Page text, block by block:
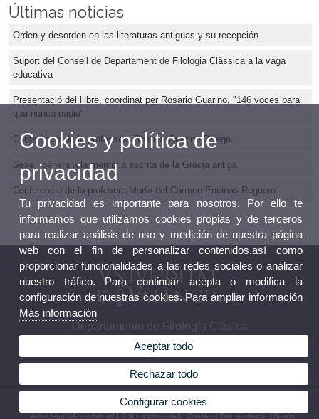
Últimas noticias
Orden y desorden en las literaturas antiguas y su recepción
Suport del Consell de Departament de Filologia Clàssica a la vaga
educativa
Presentació del llibre, coordinat per Rosario Guarino, "146 voces para
que nunca nadie"
Conferència de la professora Rosario Guarino Ortega
Sexe i gènere a la memòria escrita de la Grècia antiga
Conferencia de la profesora María del Carmen Encinas Reguero
Departamento de Filología Clásica
© 2026 UV. - Avda. Blasco Ibáñez, 32 46010 Valencia. Teléfono: (+34) 96 386 48 61
Aviso legal Accesibilidad Política privacidad Cookies Transparencia Buzón
Cookies y política de
privacidad
Tu privacidad es importante para nosotros. Por ello te
informamos que utilizamos cookies propias y de terceros
para realizar análisis de uso y medición de nuestra página
web con el fin de personalizar contenidos,así como
proporcionar funcionalidades a las redes sociales o analizar
nuestro tráfico. Para continuar acepta o modifica la
configuración de nuestras cookies. Para ampliar información
Más información
Aceptar todo
Rechazar todo
Configurar cookies